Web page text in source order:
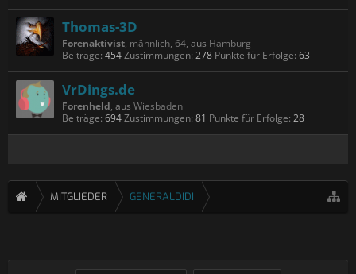
Thomas-3D
Forenaktivist, männlich, 64, aus Hamburg
Beiträge: 454Zustimmungen: 278 Punkte für Erfolge: 63
VrDings.de
Forenheld, aus Wiesbaden
Beiträge: 694Zustimmungen: 81 Punkte für Erfolge: 28
MITGLIEDER GENERALDIDI